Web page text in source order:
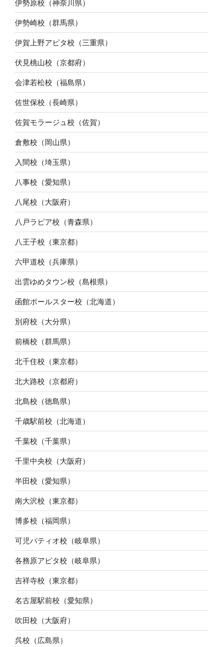
伊勢原校（神奈川県）
伊勢崎校（群馬県）
伊賀上野アピタ校（三重県）
伏見桃山校（京都府）
会津若松校（福島県）
佐世保校（長崎県）
佐賀モラージュ校（佐賀）
倉敷校（岡山県）
入間校（埼玉県）
八事校（愛知県）
八尾校（大阪府）
八戸ラピア校（青森県）
八王子校（東京都）
六甲道校（兵庫県）
出雲ゆめタウン校（島根県）
函館ポールスター校（北海道）
別府校（大分県）
前橋校（群馬県）
北千住校（東京都）
北大路校（京都府）
北島校（徳島県）
千歳駅前校（北海道）
千葉校（千葉県）
千里中央校（大阪府）
半田校（愛知県）
南大沢校（東京都）
博多校（福岡県）
可児パティオ校（岐阜県）
各務原アピタ校（岐阜県）
吉祥寺校（東京都）
名古屋駅前校（愛知県）
吹田校（大阪府）
呉校（広島県）